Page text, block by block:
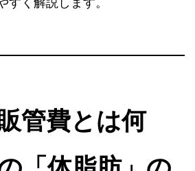
管費とは何